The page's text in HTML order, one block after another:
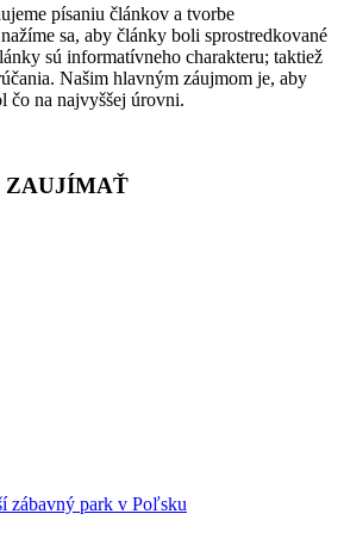
písaniu článkov a tvorbe
sa, aby články boli sprostredkované
sú informatívneho charakteru; taktiež
Našim hlavným záujmom je, aby
čo na najvyššej úrovni.
ZAUJÍMAŤ
zábavný park v Poľsku